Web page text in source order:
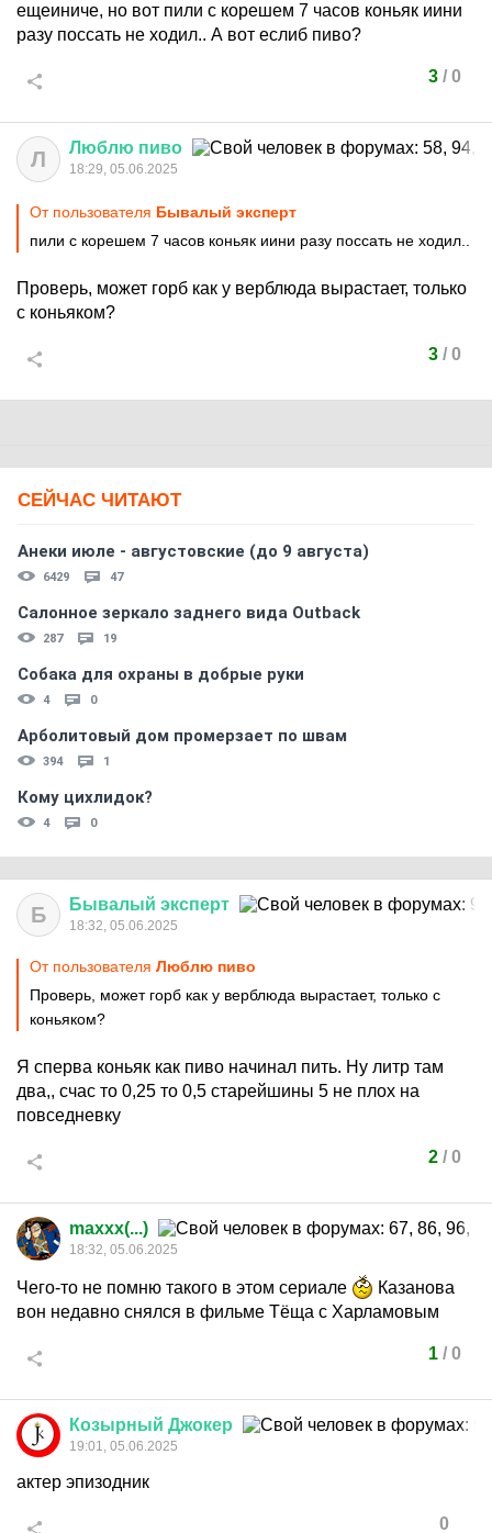
ещеиниче, но вот пили с корешем 7 часов коньяк иини
разу поссать не ходил.. А вот еслиб пиво?
3/ 0
Л Люблю пиво
18:29, 05.06.2025
От пользователя Бывалый эксперт
пили с корешем 7 часов коньяк иини разу поссать не ходил..
Проверь, может горб как у верблюда вырастает, только
с коньяком?
3/ 0
СЕЙЧАС ЧИТАЮТ
Анеки июле - августовские (до 9 августа)
6429 47
Салонное зеркало заднего вида Outback
287 19
Собака для охраны в добрые руки
4 0
Арболитовый дом промерзает по швам
394 1
Кому цихлидок?
4 0
Б Бывалый эксперт
18:32, 05.06.2025
От пользователя Люблю пиво
Проверь, может горб как у верблюда вырастает, только с
коньяком?
Я сперва коньяк как пиво начинал пить. Ну литр там
два,, счас то 0,25 то 0,5 старейшины 5 не плох на
повседневку
2/ 0
maxxx(...)
18:32, 05.06.2025
Чего-то не помню такого в этом сериале
Казанова
вон недавно снялся в фильме Тёща с Харламовым
1/ 0
Козырный Джокер
19:01, 05.06.2025
актер эпизодник
0